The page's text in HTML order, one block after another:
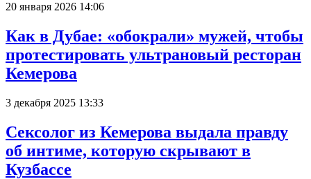
20 января 2026 14:06
Как в Дубае: «обокрали» мужей, чтобы
протестировать ультрановый ресторан
Кемерова
3 декабря 2025 13:33
Сексолог из Кемерова выдала правду
об интиме, которую скрывают в
Кузбассе